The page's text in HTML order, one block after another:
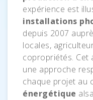
expérience est
installations
depuis 2007
locales,
copropriétés. Cet
une approche
chaque projet au
énergétique